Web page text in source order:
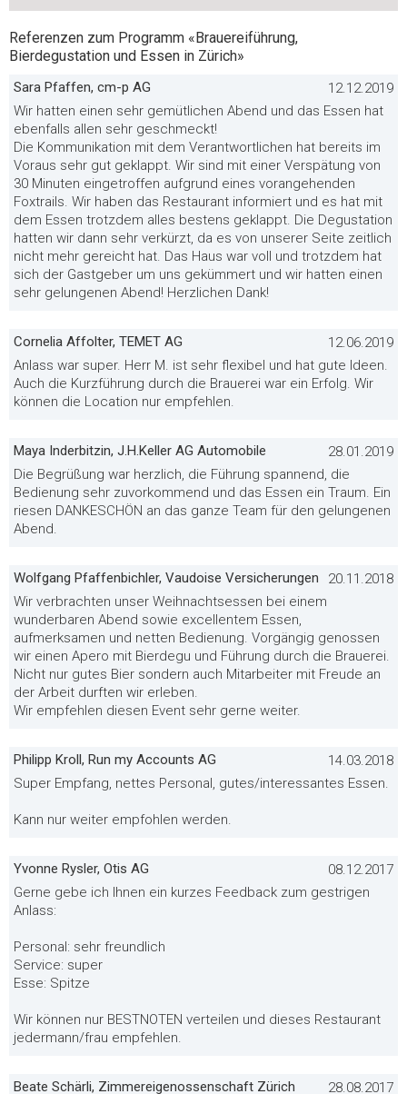
Referenzen zum Programm «Brauereiführung,
Bierdegustation und Essen in Zürich»
Sara Pfaffen, cm-p AG
12.12.2019
Wir hatten einen sehr gemütlichen Abend und das Essen hat
ebenfalls allen sehr geschmeckt!
Die Kommunikation mit dem Verantwortlichen hat bereits im
Voraus sehr gut geklappt. Wir sind mit einer Verspätung von
30 Minuten eingetroffen aufgrund eines vorangehenden
Foxtrails. Wir haben das Restaurant informiert und es hat mit
dem Essen trotzdem alles bestens geklappt. Die Degustation
hatten wir dann sehr verkürzt, da es von unserer Seite zeitlich
nicht mehr gereicht hat. Das Haus war voll und trotzdem hat
sich der Gastgeber um uns gekümmert und wir hatten einen
sehr gelungenen Abend! Herzlichen Dank!
Cornelia Affolter, TEMET AG
12.06.2019
Anlass war super. Herr M. ist sehr flexibel und hat gute Ideen.
Auch die Kurzführung durch die Brauerei war ein Erfolg. Wir
können die Location nur empfehlen.
Maya Inderbitzin, J.H.Keller AG Automobile
28.01.2019
Die Begrüßung war herzlich, die Führung spannend, die
Bedienung sehr zuvorkommend und das Essen ein Traum. Ein
riesen DANKESCHÖN an das ganze Team für den gelungenen
Abend.
Wolfgang Pfaffenbichler, Vaudoise Versicherungen
20.11.2018
Wir verbrachten unser Weihnachtsessen bei einem
wunderbaren Abend sowie excellentem Essen,
aufmerksamen und netten Bedienung. Vorgängig genossen
wir einen Apero mit Bierdegu und Führung durch die Brauerei.
Nicht nur gutes Bier sondern auch Mitarbeiter mit Freude an
der Arbeit durften wir erleben.
Wir empfehlen diesen Event sehr gerne weiter.
Philipp Kroll, Run my Accounts AG
14.03.2018
Super Empfang, nettes Personal, gutes/interessantes Essen.
Kann nur weiter empfohlen werden.
Yvonne Rysler, Otis AG
08.12.2017
Gerne gebe ich Ihnen ein kurzes Feedback zum gestrigen
Anlass:
Personal: sehr freundlich
Service: super
Esse: Spitze
Wir können nur BESTNOTEN verteilen und dieses Restaurant
jedermann/frau empfehlen.
Beate Schärli, Zimmereigenossenschaft Zürich 28.08.2017